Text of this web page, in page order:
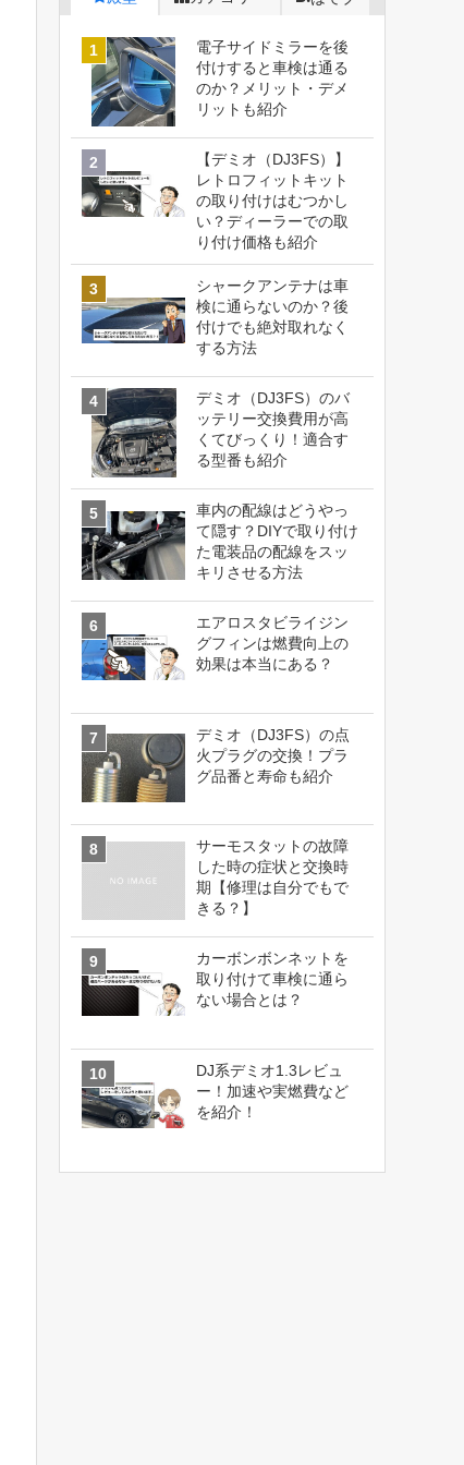
電子サイドミラーを後
付けすると車検は通る
のか？メリット・デメ
リットも紹介
【デミオ（DJ3FS）】
レトロフィットキット
の取り付けはむつかし
い？ディーラーでの取
り付け価格も紹介
シャークアンテナは車
検に通らないのか？後
付けでも絶対取れなく
する方法
デミオ（DJ3FS）のバ
ッテリー交換費用が高
くてびっくり！適合す
る型番も紹介
車内の配線はどうやっ
て隠す？DIYで取り付け
た電装品の配線をスッ
キリさせる方法
エアロスタビライジン
グフィンは燃費向上の
効果は本当にある？
デミオ（DJ3FS）の点
火プラグの交換！プラ
グ品番と寿命も紹介
サーモスタットの故障
した時の症状と交換時
期【修理は自分でもで
きる？】
カーボンボンネットを
取り付けて車検に通ら
ない場合とは？
DJ系デミオ1.3レビュ
ー！加速や実燃費など
を紹介！